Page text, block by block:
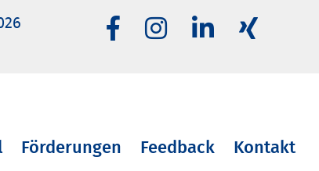
Förderungen Feedback Kontakt